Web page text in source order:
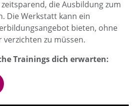
die Ausbildung zum
Die Werkstatt kann ein
bieten, ohne
zu müssen.
Trainings dich erwarten: